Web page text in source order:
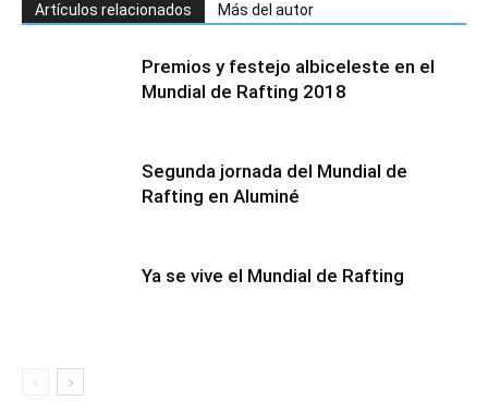
Artículos relacionados Más del autor
Premios y festejo albiceleste en el
Mundial de Rafting 2018
Segunda jornada del Mundial de
Rafting en Aluminé
Ya se vive el Mundial de Rafting